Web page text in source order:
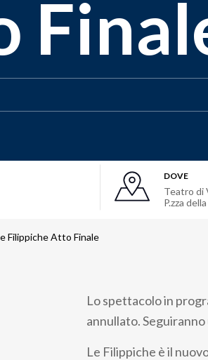
DOVE
Teatro di
P.zza
Filippiche Atto Finale
Lo spettacolo in
annullato.
Le Filippiche è il